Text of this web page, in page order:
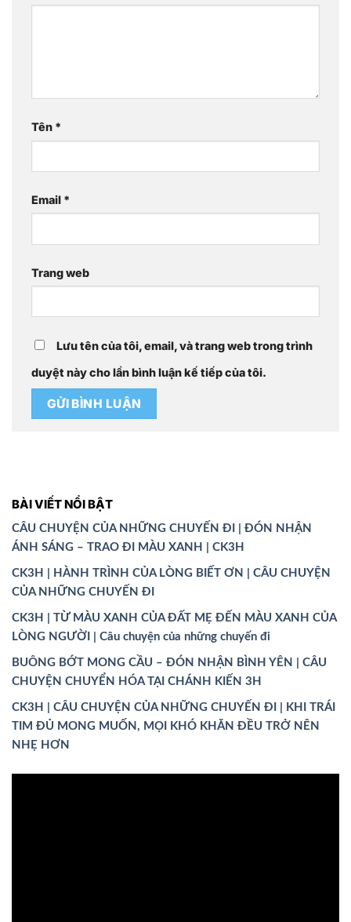
Tên *
Email *
Trang web
Lưu tên của tôi, email, và trang web trong trình
duyệt này cho lần bình luận kế tiếp của tôi.
BÀI VIẾT NỔI BẬT
CÂU CHUYỆN CỦA NHỮNG CHUYẾN ĐI | ĐÓN NHẬN
ÁNH SÁNG – TRAO ĐI MÀU XANH | CK3H
CK3H | HÀNH TRÌNH CỦA LÒNG BIẾT ƠN | CÂU CHUYỆN
CỦA NHỮNG CHUYẾN ĐI
CK3H | TỪ MÀU XANH CỦA ĐẤT MẸ ĐẾN MÀU XANH CỦA
LÒNG NGƯỜI | Câu chuyện của những chuyến đi
BUÔNG BỚT MONG CẦU – ĐÓN NHẬN BÌNH YÊN | CÂU
CHUYỆN CHUYỂN HÓA TẠI CHÁNH KIẾN 3H
CK3H | CÂU CHUYỆN CỦA NHỮNG CHUYẾN ĐI | KHI TRÁI
TIM ĐỦ MONG MUỐN, MỌI KHÓ KHĂN ĐỀU TRỞ NÊN
NHẸ HƠN